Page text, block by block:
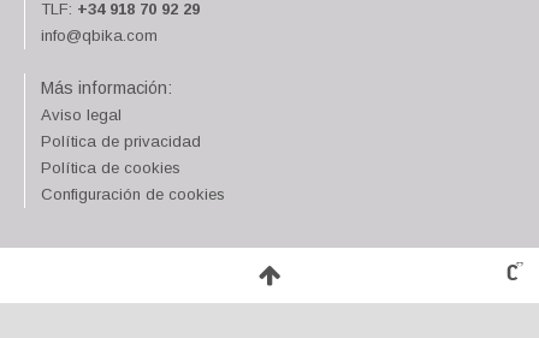
TLF: +34 918 70 92 29
info@qbika.com
Más información:
Aviso legal
Política de privacidad
Política de cookies
Configuración de cookies